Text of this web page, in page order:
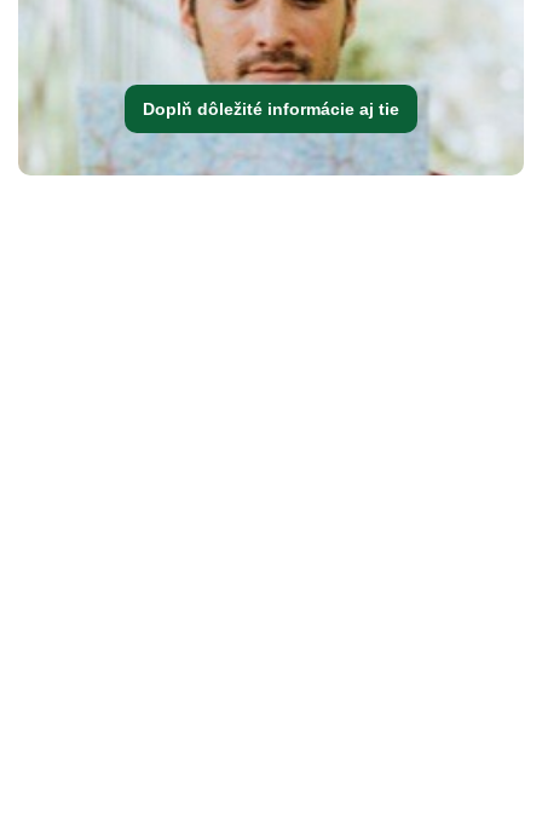
Doplň dôležité informácie aj tie